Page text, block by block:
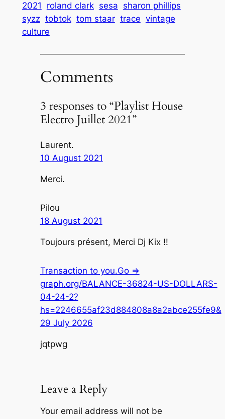
2021
roland clark sesa sharon phillips
syzz tobtok tom staar trace vintage
culture
Comments
3 responses to “Playlist House
Electro Juillet 2021”
Laurent.
10 August 2021
Merci.
Pilou
18 August 2021
Toujours présent, Merci Dj Kix !!
Transaction to you.Go =>
graph.org/BALANCE-36824-US-DOLLARS-
04-24-2?
hs=2246655af23d884808a8a2abce255fe9&
29 July 2026
jqtpwg
Leave a Reply
Your email address will not be